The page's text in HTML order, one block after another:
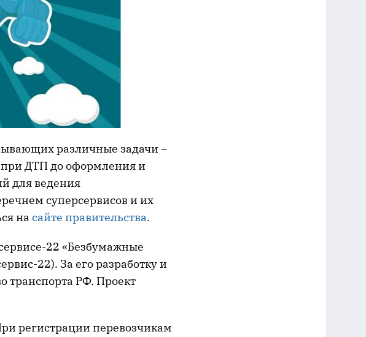
различные задачи –
при ДТП до оформления и
для ведения
суперсервисов и их
на сайте правительства.
22 «Безбумажные
22). За его разработку и
транспорта РФ. Проект
регистрации перевозчикам